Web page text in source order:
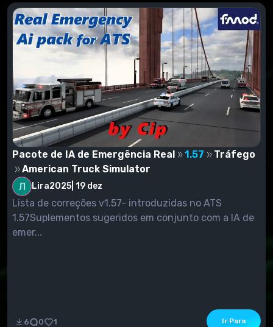
Pacote de IA de Emergência Real 1.57
Tráfego
American Truck Simulator
Lira2025 19 dez
Lista de correções v1.57- introduzidas no ATS
1.57Suplementos sugeridos em conjunto com a IA de
emer...
6 0 1 Ir Para